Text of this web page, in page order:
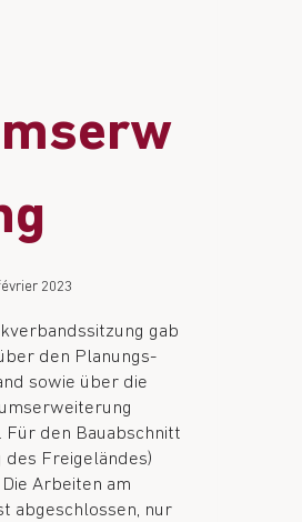
2023
gab
den Planungs-
sowie über die
Für den Bauabschnitt
des Freigeländes)
Arbeiten am
abgeschlossen, nur